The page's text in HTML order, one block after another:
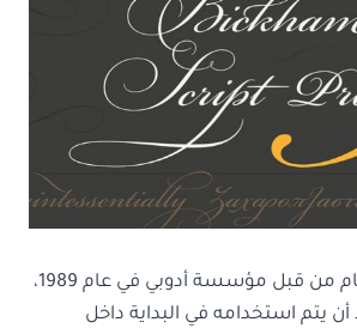
تم إنشاء خط بيكهام من قبل مؤسسة أدوبي في عام 1989،
يتم استخدامه في البداية داخل